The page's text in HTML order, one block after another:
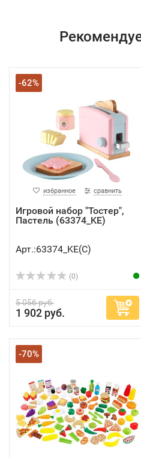
-62%
избранное сравнить
Игровой набор "Тостер",
Пастель (63374_KE)
Арт.:63374_KE(C)
(0)
5 056 руб.
1 902 руб.
-70%